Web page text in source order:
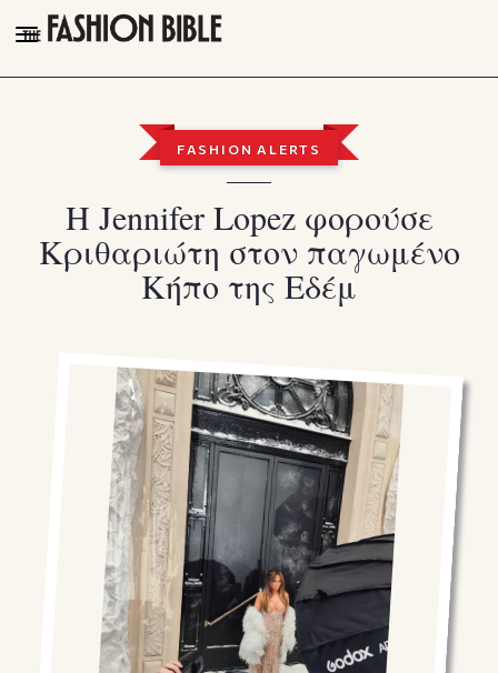
THE FASHION BIBLE
TALK OF THE TOWN
PLEASURES
Facebook
Instagram
X(Twitter)
FASHION ALERTS
Η Jennifer Lopez φορούσε
Κριθαριώτη στον παγωμένο
Κήπο της Εδέμ